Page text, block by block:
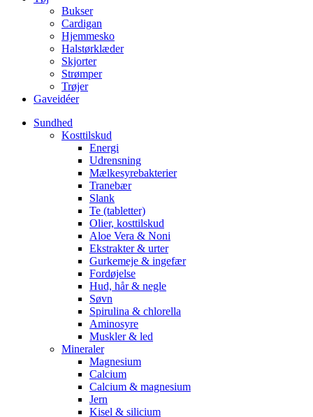
Bukser
Cardigan
Hjemmesko
Halstørklæder
Skjorter
Strømper
Trøjer
Gaveidéer
Sundhed
Kosttilskud
Energi
Udrensning
Mælkesyrebakterier
Tranebær
Slank
Te (tabletter)
Olier, kosttilskud
Aloe Vera & Noni
Ekstrakter & urter
Gurkemeje & ingefær
Fordøjelse
Hud, hår & negle
Søvn
Spirulina & chlorella
Aminosyre
Muskler & led
Mineraler
Magnesium
Calcium
Calcium & magnesium
Jern
Kisel & silicium